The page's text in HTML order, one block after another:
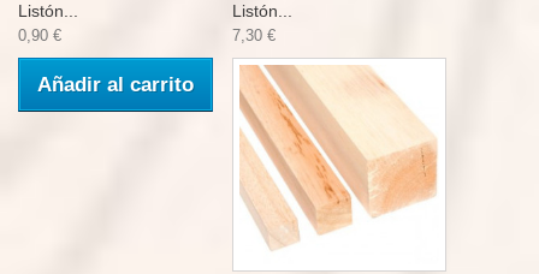
Listón...
0,90 €
Añadir al carrito
Listón...
7,30 €